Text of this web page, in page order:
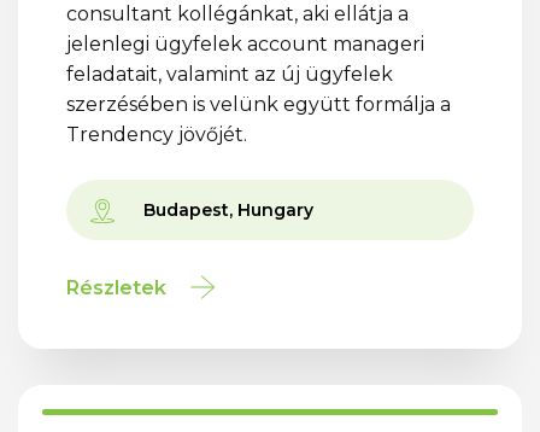
consultant kollégánkat, aki ellátja a
jelenlegi ügyfelek account manageri
feladatait, valamint az új ügyfelek
szerzésében is velünk együtt formálja a
Trendency jövőjét.
Budapest, Hungary
Részletek